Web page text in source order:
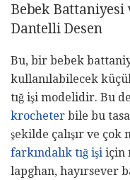
Bebek
Dantelli Desen
Bu, bir bebek
kullanılabilecek
tığ işi modelidir. Bu
krocheter bile bu
şekilde çalışır ve çok
farkındalık tığ işi için
lapghan, hayırsever